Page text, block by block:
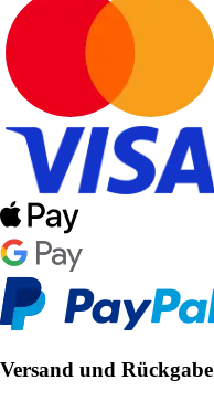
Versand und Rückgabe